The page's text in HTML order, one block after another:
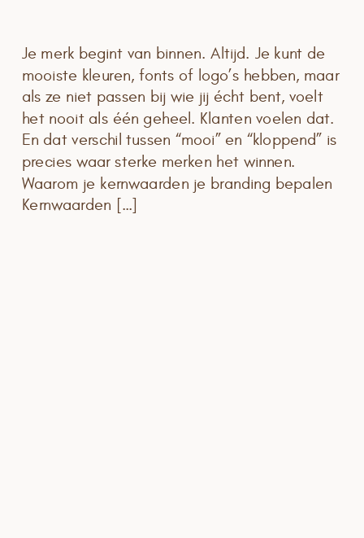
Je merk begint van binnen. Altijd. Je kunt de
mooiste kleuren, fonts of logo’s hebben, maar
als ze niet passen bij wie jij écht bent, voelt
het nooit als één geheel. Klanten voelen dat.
En dat verschil tussen “mooi” en “kloppend” is
precies waar sterke merken het winnen.
Waarom je kernwaarden je branding bepalen
Kernwaarden […]